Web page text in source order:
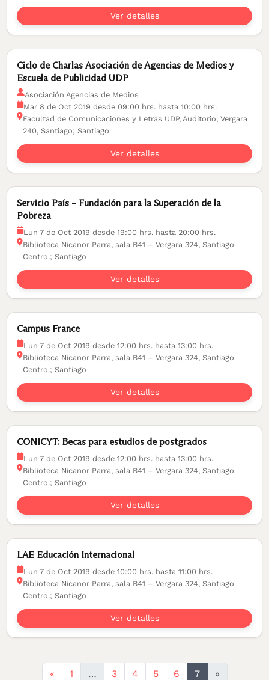
Ver detalles
Ciclo de Charlas Asociación de Agencias de Medios y
Escuela de Publicidad UDP
Asociación Agencias de Medios
Mar 8 de Oct 2019 desde 09:00 hrs. hasta 10:00 hrs.
Facultad de Comunicaciones y Letras UDP, Auditorio, Vergara
240, Santiago; Santiago
Ver detalles
Servicio País – Fundación para la Superación de la
Pobreza
Lun 7 de Oct 2019 desde 19:00 hrs. hasta 20:00 hrs.
Biblioteca Nicanor Parra, sala B41 – Vergara 324, Santiago
Centro.; Santiago
Ver detalles
Campus France
Lun 7 de Oct 2019 desde 12:00 hrs. hasta 13:00 hrs.
Biblioteca Nicanor Parra, sala B41 – Vergara 324, Santiago
Centro.; Santiago
Ver detalles
CONICYT: Becas para estudios de postgrados
Lun 7 de Oct 2019 desde 12:00 hrs. hasta 13:00 hrs.
Biblioteca Nicanor Parra, sala B41 – Vergara 324, Santiago
Centro.; Santiago
Ver detalles
LAE Educación Internacional
Lun 7 de Oct 2019 desde 10:00 hrs. hasta 11:00 hrs.
Biblioteca Nicanor Parra, sala B41 – Vergara 324, Santiago
Centro.; Santiago
Ver detalles
«Anterior
1 … 3 4 5 6 7 »